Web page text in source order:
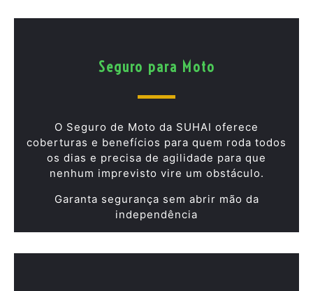
Seguro para Moto
O Seguro de Moto da SUHAI oferece
coberturas e benefícios para quem roda todos
os dias e precisa de agilidade para que
nenhum imprevisto vire um obstáculo.
Garanta segurança sem abrir mão da
independência